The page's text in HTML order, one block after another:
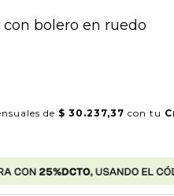
bolero en ruedo
de $ 30.237,37 con tu